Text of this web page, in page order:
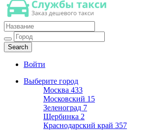
Такси недорогое
Заказ хорошего дешевого такси
Войти
Выберите город
Москва 433
Московский 15
Зеленоград 7
Щербинка 2
Краснодарский край 357